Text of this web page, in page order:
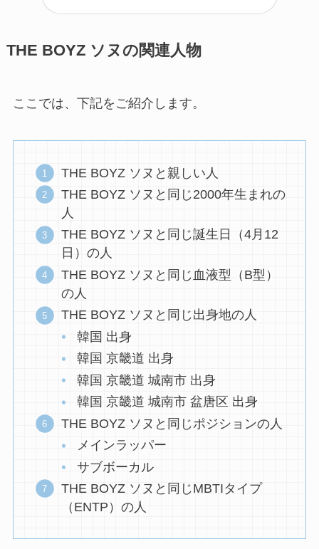
THE BOYZ ソヌの関連人物
ここでは、下記をご紹介します。
THE BOYZ ソヌと親しい人
THE BOYZ ソヌと同じ2000年生まれの
人
THE BOYZ ソヌと同じ誕生日（4月12
日）の人
THE BOYZ ソヌと同じ血液型（B型）
の人
THE BOYZ ソヌと同じ出身地の人
韓国 出身
韓国 京畿道 出身
韓国 京畿道 城南市 出身
韓国 京畿道 城南市 盆唐区 出身
THE BOYZ ソヌと同じポジションの人
メインラッパー
サブボーカル
THE BOYZ ソヌと同じMBTIタイプ
（ENTP）の人